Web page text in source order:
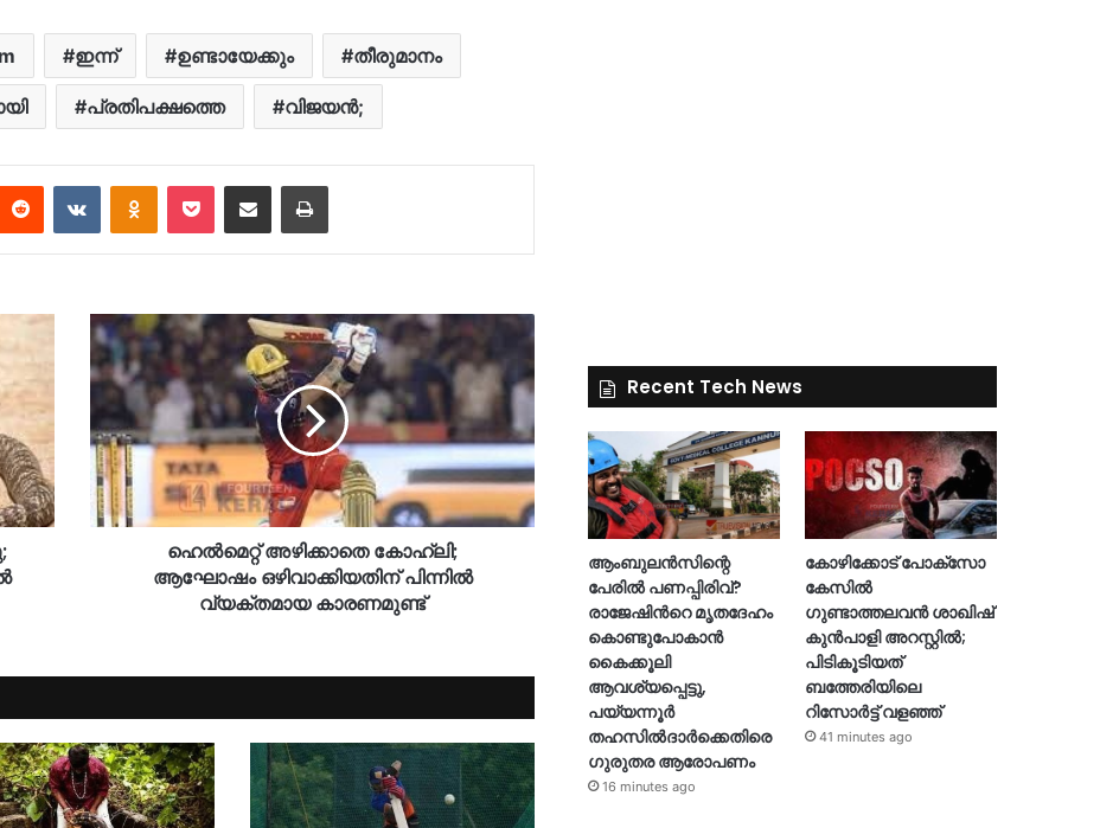
ഇന്ന് ഉണ്ടായേക്കും തീരുമാനം
പ്രതിപക്ഷത്തെ വിജയൻ;
Reddit VKontakteOdnoklassniki
Pocket Share via Email Print
ഹെൽമെറ്റ് അഴിക്കാതെ കോഹ്‌ലി;
ആഘോഷം ഒഴിവാക്കിയതിന് പിന്നിൽ
വ്യക്തമായ കാരണമുണ്ട്
Recent Tech News
ആംബുലൻസിന്റെ
പേരിൽ പണപ്പിരിവ്?
രാജേഷിന്‍റെ മൃതദേഹം
കൊണ്ടുപോകാൻ
കൈക്കൂലി
ആവശ്യപ്പെട്ടു,
പയ്യന്നൂർ
തഹസിൽദാർക്കെതിരെ
ഗുരുതര ആരോപണം
16 minutes ago
കോഴിക്കോട് പോക്സോ
കേസിൽ
ഗുണ്ടാത്തലവൻ ശാഖിഷ്
കുൻപാളി അറസ്റ്റിൽ;
പിടികൂടിയത്
ബത്തേരിയിലെ
റിസോർട്ട് വളഞ്ഞ്
41 minutes ago